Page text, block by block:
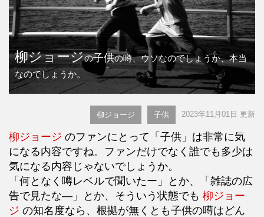
柳ジョージの子供の噂、ウソなのでしょうか、本当
なのでしょうか。
柳ジョージ 子供 2023年11月01日 更新
柳ジョージ のファンにとって「子供」は非常に気
になる内容ですね。ファンだけでなく誰でも多少は
気になる内容じゃないでしょうか。
「何となく噂レベルで聞いたー」とか、「雑誌の広
告で見たな―」とか、そういう状態でも 柳ジョー
ジ の知名度なら、根拠が無くとも子供の噂はどん